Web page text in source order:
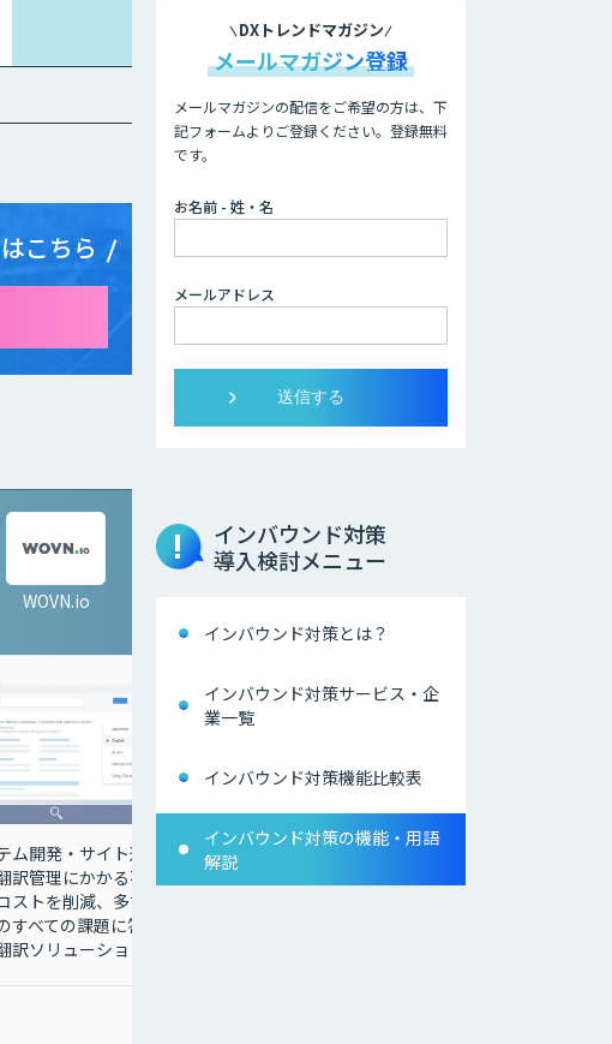
こちら
WOVN.io
ム開発・サイト運
訳管理にかかる不
ストを削減、多言
すべての課題に答
訳ソリューション
業界最安値のＡＩ・映像
通訳サービス、レンタル
DXトレンドマガジン
メールマガジン登録
メールマガジンの配信をご希望の方は、下
記フォームよりご登録ください。登録無料
です。
お名前 - 姓・名
メールアドレス
インバウンド対策
導入検討メニュー
インバウンド対策とは？
インバウンド対策サービス・企
業一覧
インバウンド対策機能比較表
インバウンド対策の機能・用語
解説